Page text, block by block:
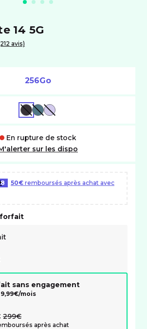
14 5G
avis)
256Go
NOIR VERT VIOLET
En rupture de stock
M'alerter sur les dispo
50€ remboursés après achat avec
forfait
sans engagement
9,99€/mois
299€
après achat